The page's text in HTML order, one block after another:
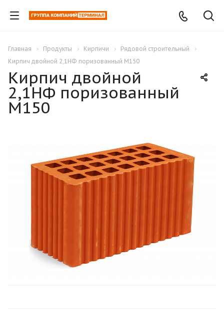
Главная Продукты Кирпичи
Рядовой строительный
Кирпич двойной 2,1НФ поризованный М150
Кирпич двойной
2,1НФ поризованный
М150